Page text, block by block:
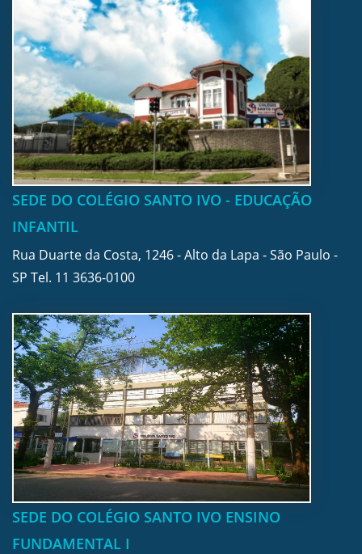
SEDE DO COLÉGIO SANTO IVO - EDUCAÇÃO
INFANTIL
Rua Duarte da Costa, 1246 - Alto da Lapa - São Paulo -
SP Tel. 11 3636-0100
SEDE DO COLÉGIO SANTO IVO ENSINO
FUNDAMENTAL I